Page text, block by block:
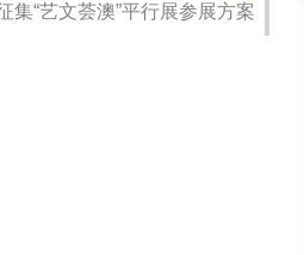
集“艺文荟澳”平行展参展方案